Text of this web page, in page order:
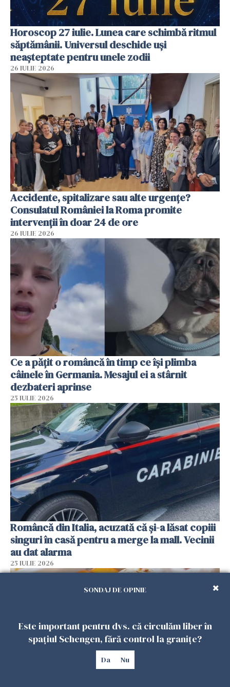
Horoscop 27 iulie. Lunea care schimbă ritmul
săptămânii. Universul deschide uși
neașteptate pentru unele zodii
26 IULIE 2026
Accidente, spitalizare sau alte urgențe?
Consulatul României la Roma promite
intervenții în doar 24 de ore
26 IULIE 2026
Ce a pățit o româncă în timp ce își plimba
câinele în Germania. Mesajul ei a stârnit
dezbateri aprinse
25 IULIE 2026
Româncă din Italia, acuzată că și-a lăsat copiii
singuri în casă pentru a merge la mall. Vecinii
au dat alarma
25 IULIE 2026
SONDAJ DE OPINIE
Este important pentru dvs. că circulăm liber în
spațiul Schengen, fără control la granițe?
Da Nu